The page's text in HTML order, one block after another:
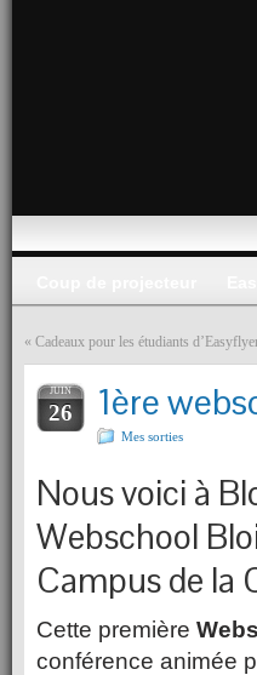
« Cadeaux pour les étudiants
JUIN
26 1ère
Mes sorties
Nous voici à
Webschool
Campus de la
Cette première
conférence animée